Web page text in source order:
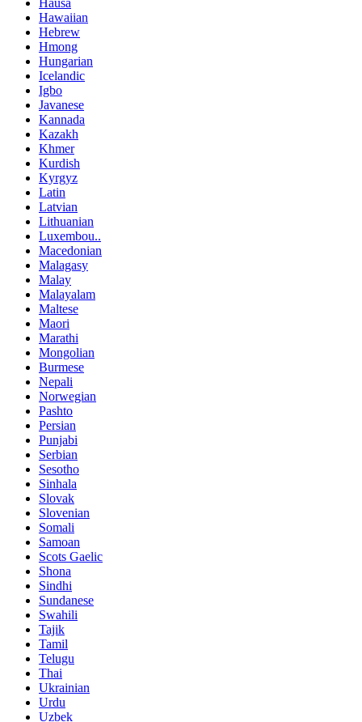
Hawaiian
Hebrew
Hmong
Hungarian
Icelandic
Igbo
Javanese
Kannada
Kazakh
Khmer
Kurdish
Kyrgyz
Latin
Latvian
Lithuanian
Luxembou..
Macedonian
Malagasy
Malay
Malayalam
Maltese
Maori
Marathi
Mongolian
Burmese
Nepali
Norwegian
Pashto
Persian
Punjabi
Serbian
Sesotho
Sinhala
Slovak
Slovenian
Somali
Samoan
Scots Gaelic
Shona
Sindhi
Sundanese
Swahili
Tajik
Tamil
Telugu
Thai
Ukrainian
Urdu
Uzbek